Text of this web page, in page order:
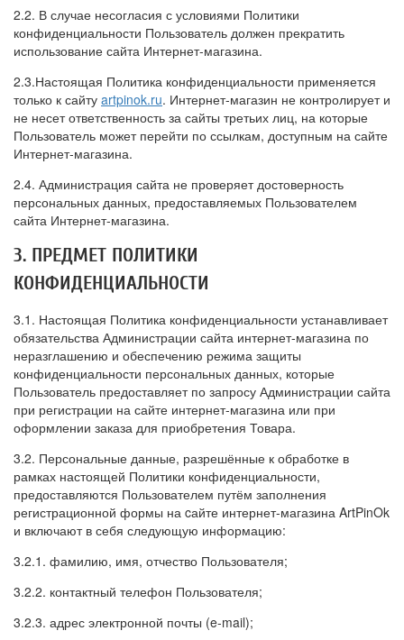
2.2. В случае несогласия с условиями Политики
конфиденциальности Пользователь должен прекратить
использование сайта Интернет-магазина.
2.3.Настоящая Политика конфиденциальности применяется
только к сайту artpinok.ru. Интернет-магазин не контролирует и
не несет ответственность за сайты третьих лиц, на которые
Пользователь может перейти по ссылкам, доступным на сайте
Интернет-магазина.
2.4. Администрация сайта не проверяет достоверность
персональных данных, предоставляемых Пользователем
сайта Интернет-магазина.
3. ПРЕДМЕТ ПОЛИТИКИ
КОНФИДЕНЦИАЛЬНОСТИ
3.1. Настоящая Политика конфиденциальности устанавливает
обязательства Администрации сайта интернет-магазина по
неразглашению и обеспечению режима защиты
конфиденциальности персональных данных, которые
Пользователь предоставляет по запросу Администрации сайта
при регистрации на сайте интернет-магазина или при
оформлении заказа для приобретения Товара.
3.2. Персональные данные, разрешённые к обработке в
рамках настоящей Политики конфиденциальности,
предоставляются Пользователем путём заполнения
регистрационной формы на cайте интернет-магазина ArtPinOk
и включают в себя следующую информацию:
3.2.1. фамилию, имя, отчество Пользователя;
3.2.2. контактный телефон Пользователя;
3.2.3. адрес электронной почты (e-mail);